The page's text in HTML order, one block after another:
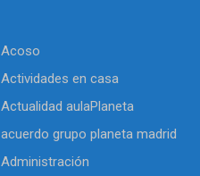
Acoso
Actividades en casa
Actualidad aulaPlaneta
acuerdo grupo planeta madrid
Administración